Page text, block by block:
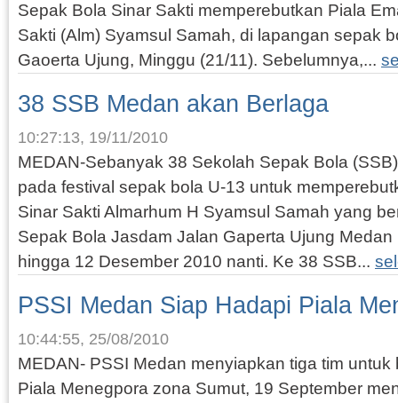
Sepak Bola Sinar Sakti memperebutkan Piala
Sakti (Alm) Syamsul Samah, di lapangan sepak
Gaoerta Ujung, Minggu (21/11). Sebelumnya,...
38 SSB Medan akan Berlaga
10:27:13, 19/11/2010
MEDAN-Sebanyak 38 Sekolah Sepak Bola
pada festival sepak bola U-13 untuk
Sinar Sakti Almarhum H Syamsul Samah yang
Sepak Bola Jasdam Jalan Gaperta Ujung
hingga 12 Desember 2010 nanti. Ke 38 SSB...
PSSI Medan Siap Hadapi Piala
10:44:55, 25/08/2010
MEDAN- PSSI Medan menyiapkan tiga tim untuk
Piala Menegpora zona Sumut, 19 September